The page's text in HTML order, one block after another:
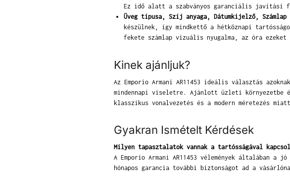
Ez idő alatt a szabványos garanciális javítási
Üveg típusa, Szíj anyaga, Dátumkijelző, Számlap
készülnek, így mindkettő a hétköznapi
fekete számlap vizuális nyugalma, az óra
Kinek ajánljuk?
Az Emporio Armani AR11453 ideális választás
mindennapi viseletre. Ajánlott üzleti környezetbe
klasszikus vonalvezetés és a modern méretezés
Gyakran Ismételt Kérdések
Milyen tapasztalatok vannak a tartósságával
A Emporio Armani AR11453 vélemények általában
hónapos garancia további biztonságot ad a